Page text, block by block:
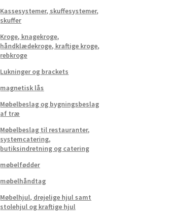
Kassesystemer, skuffesystemer,
skuffer
Kroge, knagekroge,
håndklædekroge, kraftige kroge,
rebkroge
Lukninger og brackets
magnetisk lås
Møbelbeslag og bygningsbeslag
af træ
Møbelbeslag til restauranter,
systemcatering,
butiksindretning og catering
møbelfødder
møbelhåndtag
Møbelhjul, drejelige hjul samt
stolehjul og kraftige hjul